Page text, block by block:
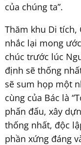
của chúng ta”.
Thăm khu Di tích,
nhắc lại mong ước
chúc trước lúc
định sẽ thống
sẽ sum họp một
cùng của Bác là
phấn đấu, xây
thống nhất, độc
phần xứng đáng